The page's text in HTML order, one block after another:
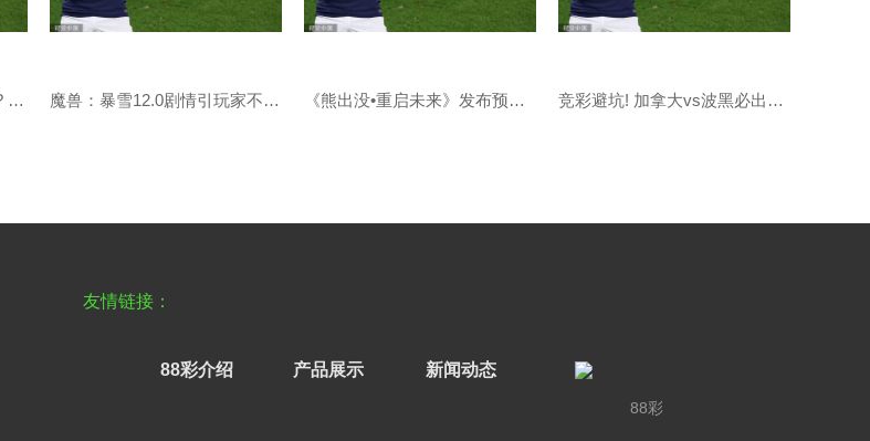
国人在取外号方面有多权威? 被赶到客厅睡觉叫厅哥 魔兽：暴雪12.0剧情引玩家不满！数百年恩怨一夜勾销？ 《熊出没•重启未来》发布预告：“再勇敢一次” 竞彩避坑! 加拿大vs波黑必出小球, 美国vs巴拉圭“南美第
友情链接：
88彩介绍 产品展示 新闻动态
88彩